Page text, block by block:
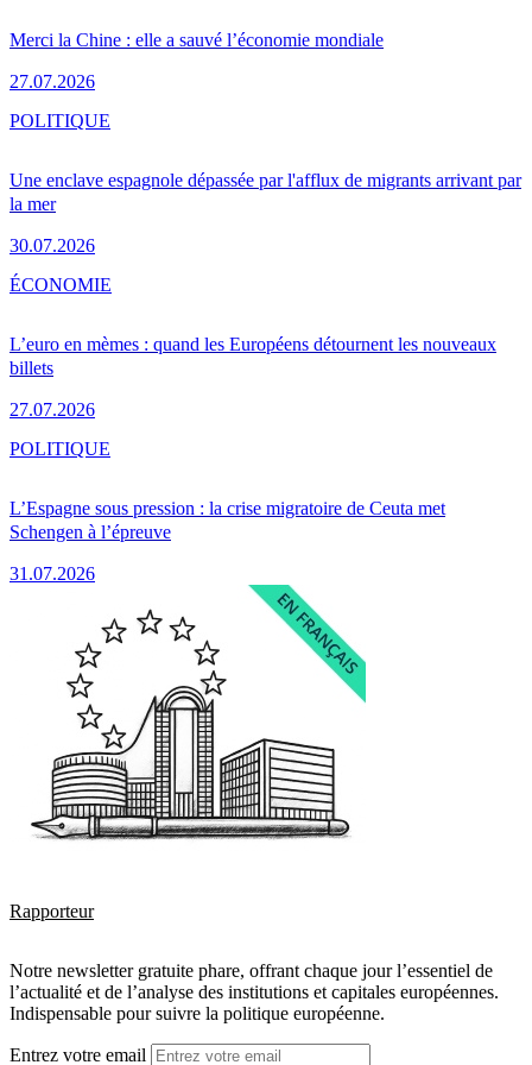
Merci la Chine : elle a sauvé l’économie mondiale
27.07.2026
Une enclave espagnole dépassée par l'afflux de migrants arrivant par
la mer
30.07.2026
POLITIQUE
L’euro en mèmes : quand les Européens détournent les nouveaux
billets
27.07.2026
ÉCONOMIE
L’Espagne sous pression : la crise migratoire de Ceuta met
Schengen à l’épreuve
31.07.2026
POLITIQUE
Rapporteur
Notre newsletter gratuite phare, offrant chaque jour l’essentiel de
l’actualité et de l’analyse des institutions et capitales européennes.
Indispensable pour suivre la politique européenne.
Entrez votre email